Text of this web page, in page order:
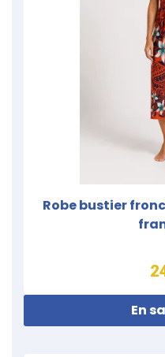
Robe bustier
En